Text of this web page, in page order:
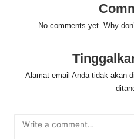
No comments yet. Why
Alamat email Anda tidak akan